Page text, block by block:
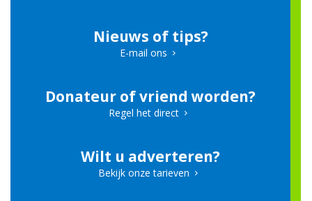
Nieuws of tips?
E-mail ons
Donateur of vriend worden?
Regel het direct
Wilt u adverteren?
Bekijk onze tarieven